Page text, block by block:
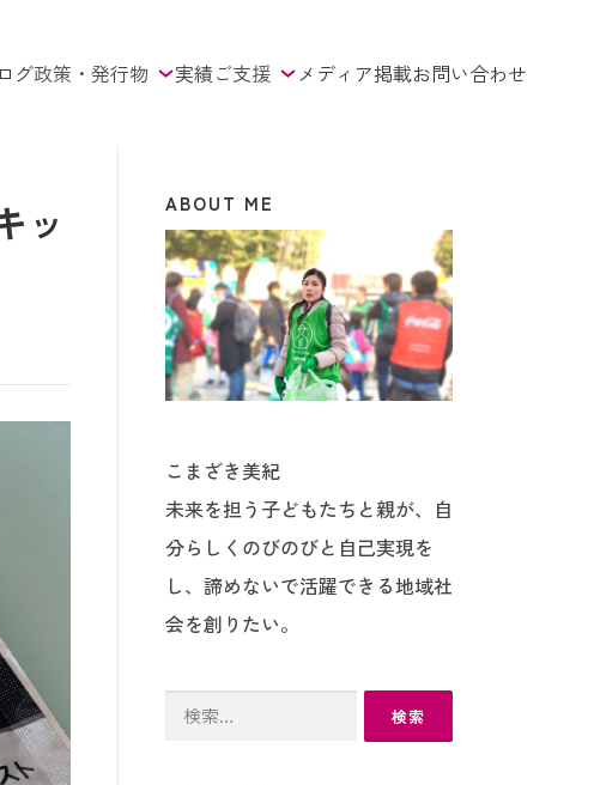
グ政策・発行物 実績ご支援 メディア掲載お問い合わせ
ッ
ABOUT ME
こまざき美紀
未来を担う子どもたちと親が、自
分らしくのびのびと自己実現を
し、諦めないで活躍できる地域社
会を創りたい。